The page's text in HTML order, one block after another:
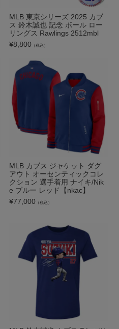
MLB 東京シリーズ 2025 カブ
ス 鈴木誠也 記念 ボール ロー
リングス Rawlings 2512mbl
¥8,800 （税込）
MLB カブス ジャケット ダグ
アウト オーセンティックコレ
クション 選手着用 ナイキ/Nik
e ブルー レッド【nkac】
¥77,000 （税込）